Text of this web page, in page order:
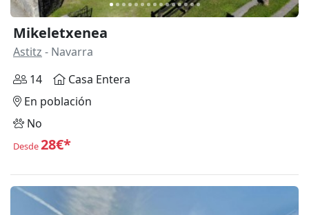
Mikeletxenea
Astitz - Navarra
14
Casa Entera
En población
No
Desde28€*